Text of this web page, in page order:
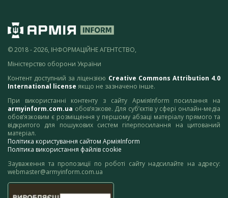
© 2018 - 2026, ІНФОРМАЦІЙНЕ АГЕНТСТВО,
Міністерство оборони України
Контент доступний за ліцензією Creative Commons Attribution 4.0
International license якщо не зазначено інше.
При використанні контенту з сайту АрміяInform посилання на
armyinform.com.ua обов’язкове. Для суб’єктів у сфері онлайн-медіа
обов’язковим є розміщення у першому абзаці матеріалу прямого та
відкритого для пошукових систем гіперпосилання на цитований
матеріал.
Політика користування сайтом АрміяInform
Політика використання файлів cookie
Зауваження та пропозиції по роботі сайту надсилайте на адресу:
webmaster@armyinform.com.ua